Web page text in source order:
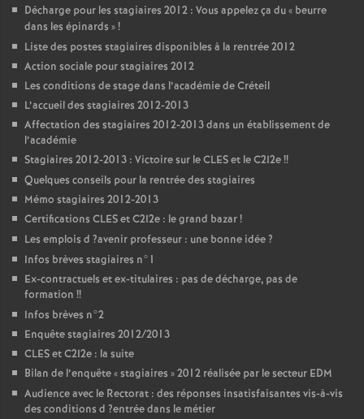
Décharge pour les stagiaires 2012 : Vous appelez ça du « beurre
dans les épinards »!
Liste des postes stagiaires disponibles à la rentrée 2012
Action sociale pour stagiaires 2012
Les conditions de stage dans l’académie de Créteil
L’accueil des stagiaires 2012-2013
Affectation des stagiaires 2012-2013 dans un établissement de
l’académie
Stagiaires 2012-2013 : Victoire sur leCLESet le C2I2e!!
Quelques conseils pour la rentrée des stagiaires
Mémo stagiaires 2012-2013
Certifications CLESet C2I2e : le grand bazar!
Les emplois d ?avenir professeur : une bonne idée?
Infos brèves stagiaires n°1
Ex-contractuels et ex-titulaires : pas de décharge, pas de
formation !!
Infos brèves n°2
Enquête stagiaires 2012/2013
CLESet C2I2e : la suite
Bilan de l’enquête «stagiaires » 2012 réalisée par le secteur EDM
Audience avec le Rectorat : des réponses insatisfaisantes vis-à-vis
des conditions d ?entrée dans le métier